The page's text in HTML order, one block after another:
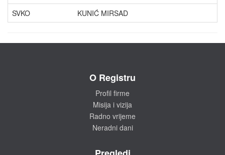
SVKO
KUNIĆ MIRSAD
O Registru
Profil firme
Misija i vizija
Radno vrijeme
Neradni dani